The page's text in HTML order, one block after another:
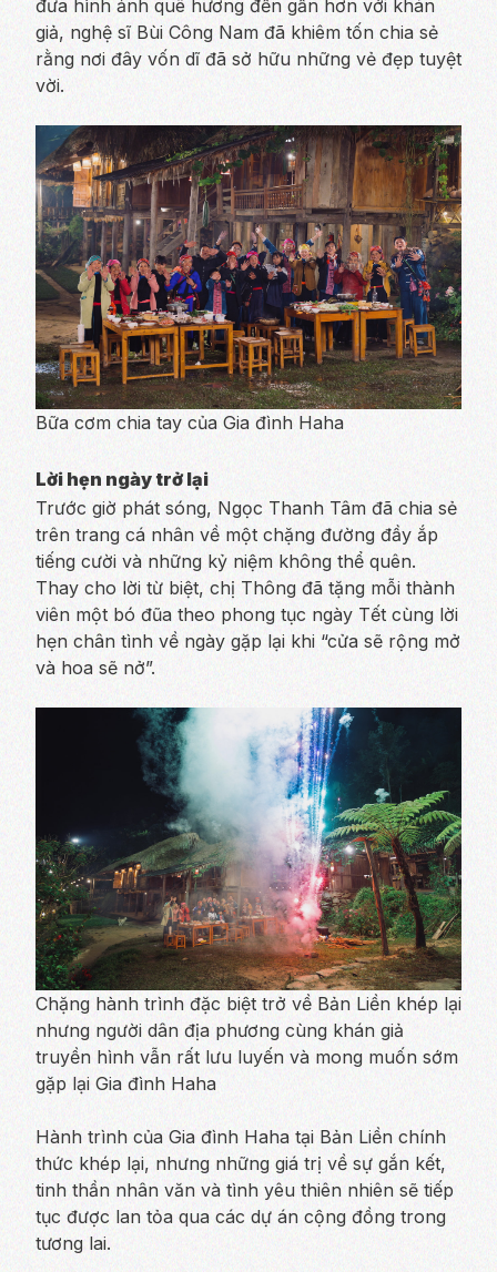
đưa hình ảnh quê hương đến gần hơn với khán
giả, nghệ sĩ Bùi Công Nam đã khiêm tốn chia sẻ
rằng nơi đây vốn dĩ đã sở hữu những vẻ đẹp tuyệt
vời.
Bữa cơm chia tay của Gia đình Haha
Lời hẹn ngày trở lại
Trước giờ phát sóng, Ngọc Thanh Tâm đã chia sẻ
trên trang cá nhân về một chặng đường đầy ắp
tiếng cười và những kỷ niệm không thể quên.
Thay cho lời từ biệt, chị Thông đã tặng mỗi thành
viên một bó đũa theo phong tục ngày Tết cùng lời
hẹn chân tình về ngày gặp lại khi “cửa sẽ rộng mở
và hoa sẽ nở”.
Chặng hành trình đặc biệt trở về Bản Liền khép lại
nhưng người dân địa phương cùng khán giả
truyền hình vẫn rất lưu luyến và mong muốn sớm
gặp lại Gia đình Haha
Hành trình của Gia đình Haha tại Bản Liền chính
thức khép lại, nhưng những giá trị về sự gắn kết,
tinh thần nhân văn và tình yêu thiên nhiên sẽ tiếp
tục được lan tỏa qua các dự án cộng đồng trong
tương lai.